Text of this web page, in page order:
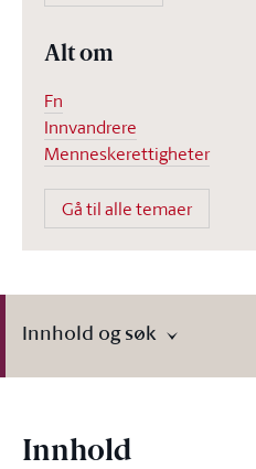
Alt om
Fn
Innvandrere
Menneskerettigheter
Gå til alle temaer
Innhold og søk
Innhold